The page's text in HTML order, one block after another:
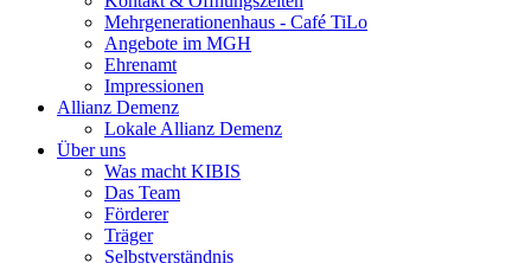
Mehrgenerationenhaus - Café TiLo
Angebote im MGH
Ehrenamt
Impressionen
Allianz Demenz
Lokale Allianz Demenz
Über uns
Was macht KIBIS
Das Team
Förderer
Träger
Selbstverständnis